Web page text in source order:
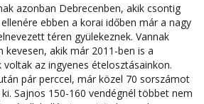
azonban Debrecenben, akik csontig
ebben a korai időben már a nagy
téren gyülekeznek. Vannak
kevesen, akik már 2011-ben is a
voltak az ingyenes ételosztásainkon.
pár perccel, már közel 70 sorszámot
Sajnos 150-160 vendégnél többet nem